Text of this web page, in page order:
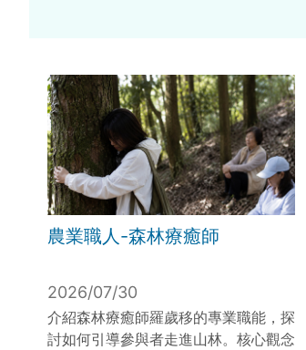
農業職人-森林療癒師
2026/07/30
介紹森林療癒師羅歲移的專業職能，探
討如何引導參與者走進山林。核心觀念